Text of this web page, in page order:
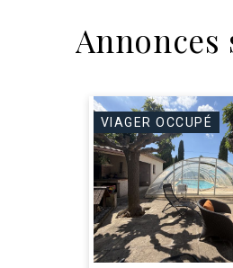
VIAGER OCCUPÉ